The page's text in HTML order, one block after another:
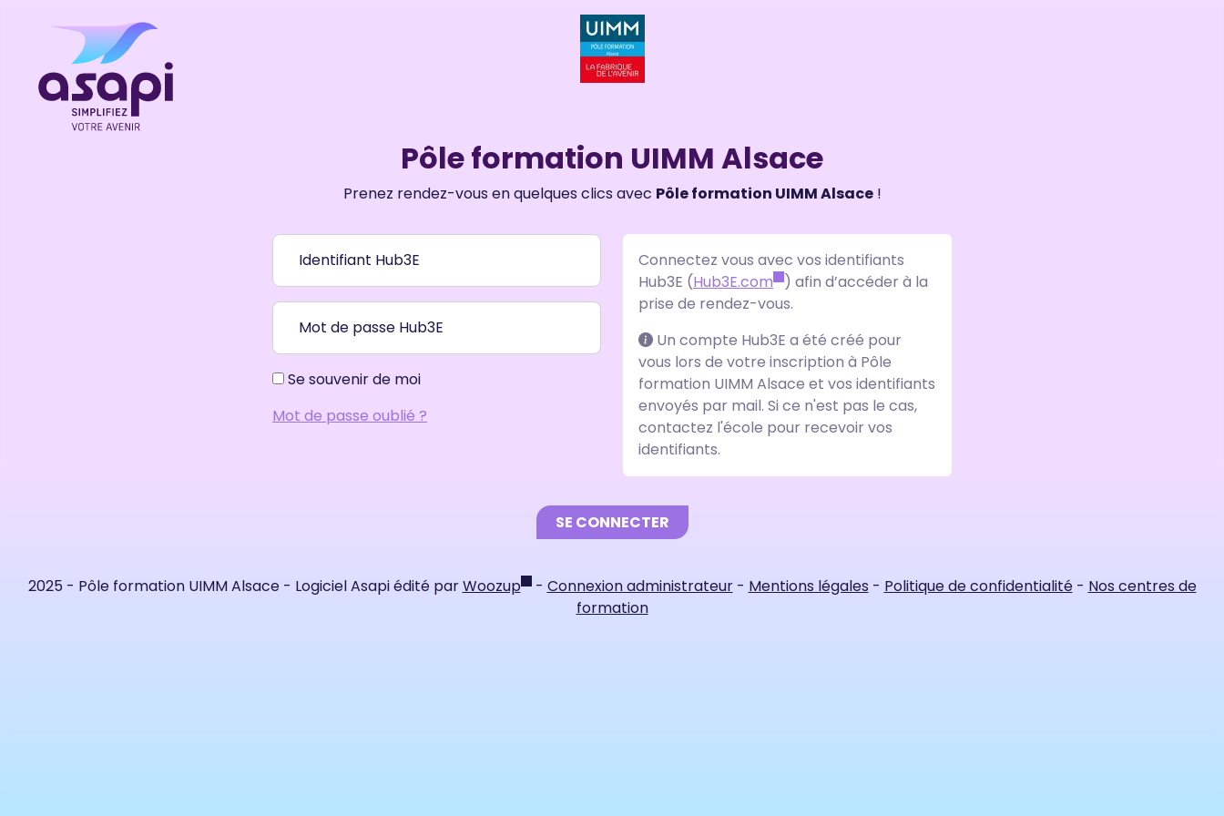
Pôle formation UIMM Alsace
Prenez rendez-vous en quelques clics avec Pôle formation UIMM Alsace!
Identifiant Hub3E
Mot de passe Hub3E
Se souvenir de moi
Mot de passe oublié ?
Connectez vous avec vos identifiants
Hub3E (Hub3E.com
) afin d’accéder à la
prise de rendez-vous.
Un compte Hub3E a été créé pour
vous lors de votre inscription à Pôle
formation UIMM Alsace et vos identifiants
envoyés par mail. Si ce n'est pas le cas,
contactez l'école pour recevoir vos
identifiants.
SE CONNECTER
2025 - Pôle formation UIMM Alsace - Logiciel Asapi édité parWoozup - Connexion administrateur- Mentions légales - Politique de confidentialité- Nos centres de
formation